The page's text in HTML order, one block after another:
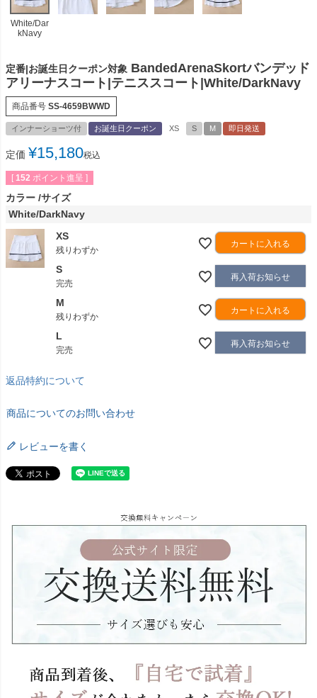
White/Dar
kNavy
定番|お誕生日クーポン対象 BandedArenaSkortバンデッド
アリーナスコート|テニススコート|White/DarkNavy
商品番号 SS-4659BWWD
インナーショーツ付 お誕生日クーポン XS S M 即日発送
定価 ¥15,180税込
[ 152 ポイント進呈 ]
カラー サイズ
White/DarkNavy
XS
残りわずか
カートに入れる
S
完売
再入荷お知らせ
M
残りわずか
カートに入れる
L
完売
再入荷お知らせ
返品特約について
商品についてのお問い合わせ
レビューを書く